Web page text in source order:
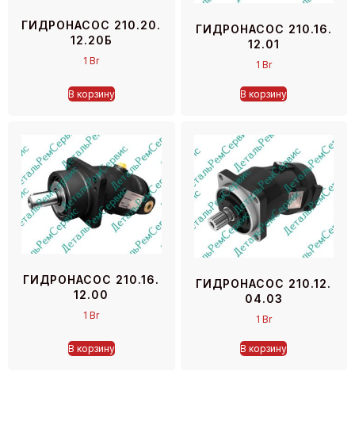
ГИДРОНАСОС 210.20.
12.20Б
1Br
В корзину
ГИДРОНАСОС 210.16.
12.01
1 Br
В корзину
ГИДРОНАСОС 210.16.
12.00
1Br
В корзину
ГИДРОНАСОС 210.12.
04.03
1 Br
В корзину